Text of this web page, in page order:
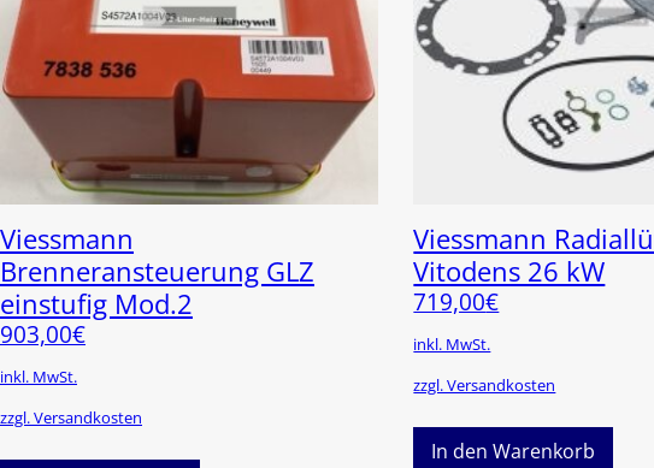
Viessmann
Brenneransteuerung GLZ
einstufig Mod.2
903,00€
inkl. MwSt.
zzgl. Versandkosten
Viessmann
Vitodens 26 kW
719,00€
inkl. MwSt.
zzgl. Versandkosten
In den Warenkorb